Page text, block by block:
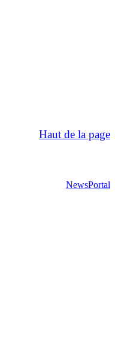
Haut de la page
NewsPortal